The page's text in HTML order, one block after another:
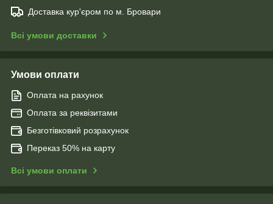
Доставка кур'єром по м. Бровари
Всі умови доставки
Умови оплати
Оплата на рахунок
Оплата за реквізитами
Безготівковий розрахунок
Переказ 50% на карту
Всі умови оплати